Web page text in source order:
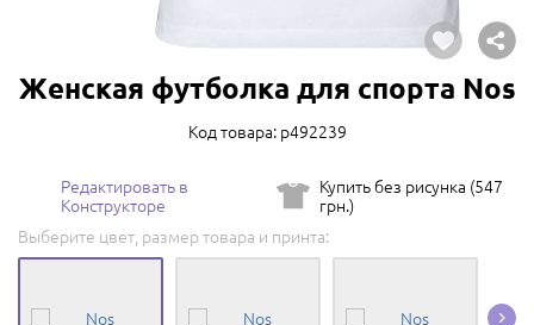
Женская футболка для спорта Nos
Код товара: p492239
Редактировать в
Конструкторе
Купить без рисунка (547
грн.)
Выберите цвет, размер товара и принта: